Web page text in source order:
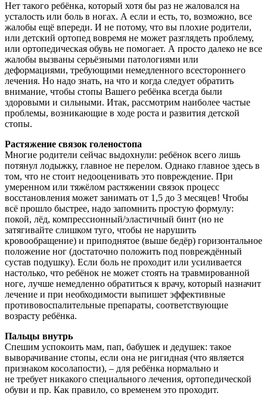
Нет такого ребёнка, который хотя бы раз не жаловался на
усталость или боль в ногах. А если и есть, то, возможно, все
жалобы ещё впереди. И не потому, что вы плохие родители,
или детский ортопед вовремя не может разглядеть проблему,
или ортопедическая обувь не помогает. А просто далеко не все
жалобы вызваны серьёзными патологиями или
деформациями, требующими немедленного всестороннего
лечения. Но надо знать, на что и когда следует обратить
внимание, чтобы стопы Вашего ребёнка всегда были
здоровыми и сильными. Итак, рассмотрим наиболее частые
проблемы, возникающие в ходе роста и развития детской
стопы.
Растяжение связок голеностопа
Многие родители сейчас выдохнули: ребёнок всего лишь
потянул лодыжку, главное не перелом. Однако главное здесь в
том, что не стоит недооценивать это повреждение. При
умеренном или тяжёлом растяжении связок процесс
восстановления может занимать от 1,5 до 3 месяцев! Чтобы
всё прошло быстрее, надо запомнить простую формулу:
покой, лёд, компрессионный/эластичный бинт (но не
затягивайте слишком туго, чтобы не нарушить
кровообращение) и приподнятое (выше бедёр) горизонтальное
положение ног (достаточно положить под повреждённый
сустав подушку). Если боль не проходит или усиливается
настолько, что ребёнок не может стоять на травмированной
ноге, лучше немедленно обратиться к врачу, который назначит
лечение и при необходимости выпишет эффективные
противовоспалительные препараты, соответствующие
возрасту ребёнка.
Пальцы внутрь
Спешим успокоить мам, пап, бабушек и дедушек: такое
выворачивание стопы, если она не ригидная (что является
признаком косолапости), – для ребёнка нормально и
не требует никакого специального лечения, ортопедической
обуви и пр. Как правило, со временем это проходит.